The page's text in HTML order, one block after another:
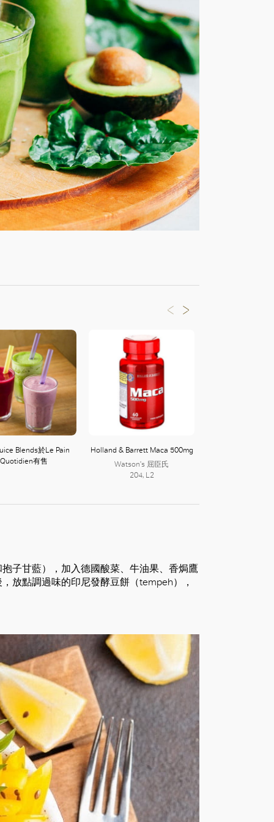
Blends於Le Pain
Quotidien有售
Holland & Barrett Maca 500mg
Watson's 屈臣氏
204, L2
子甘藍），加入德國酸菜、牛油果、香焗鷹
放點調過味的印尼發酵豆餅（tempeh），